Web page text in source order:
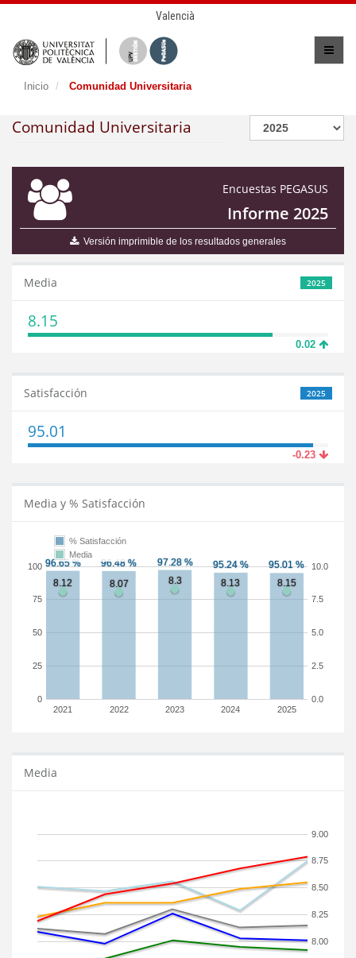
Valencià
Inicio Comunidad Universitaria
Comunidad Universitaria
Encuestas PEGASUS
Informe 2025
Versión imprimible de los resultados generales
2025
Media
8.15
0.02
2025
Satisfacción
95.01
-0.23
Media y % Satisfacción
2021 2022 2023 2024 2025
0
25
50
75
100
0.0
2.5
5.0
7.5
10.0
% Satisfacción
Media
Media
8.00
8.25
8.50
8.75
9.00